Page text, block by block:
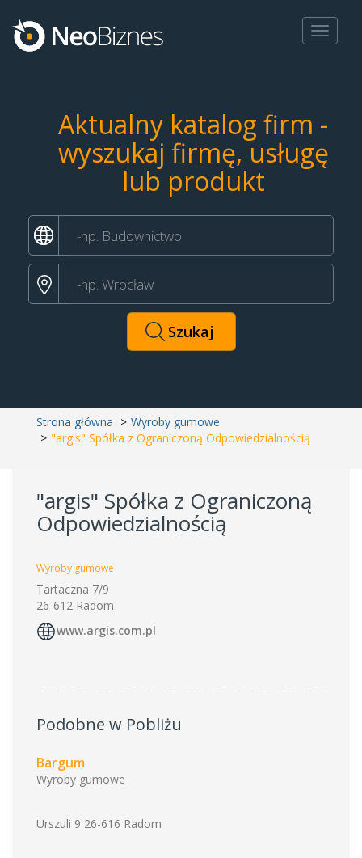
Toggle
Aktualny katalog firm -
wyszukaj firmę, usługę
lub produkt
Strona główna
Wyroby gumowe
"argis" Spółka z Ograniczoną Odpowiedzialnością
"argis" Spółka z Ograniczoną
Odpowiedzialnością
Wyroby gumowe
Tartaczna 7/9
26-612 Radom
www.argis.com.pl
Podobne w Pobliżu
Bargum
Wyroby gumowe
Urszuli 9 26-616 Radom